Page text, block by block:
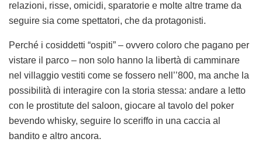
relazioni, risse, omicidi, sparatorie e molte altre trame da
seguire sia come spettatori, che da protagonisti.
Perché i cosiddetti “ospiti” – ovvero coloro che pagano per
vistare il parco – non solo hanno la libertà di camminare
nel villaggio vestiti come se fossero nell’’800, ma anche la
possibilità di interagire con la storia stessa: andare a letto
con le prostitute del saloon, giocare al tavolo del poker
bevendo whisky, seguire lo sceriffo in una caccia al
bandito e altro ancora.